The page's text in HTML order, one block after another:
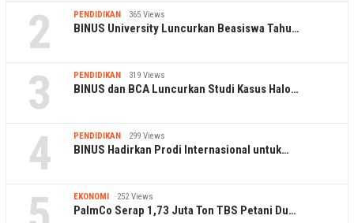
2 PENDIDIKAN 365 Views
BINUS University Luncurkan Beasiswa Tahu…
3 PENDIDIKAN 319 Views
BINUS dan BCA Luncurkan Studi Kasus Halo…
4 PENDIDIKAN 299 Views
BINUS Hadirkan Prodi Internasional untuk…
EKONOMI 252 Views
PalmCo Serap 1,73 Juta Ton TBS Petani Du…